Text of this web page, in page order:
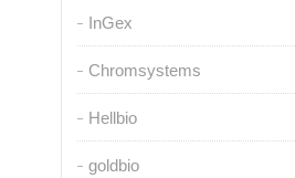
InGex
Chromsystems
Hellbio
goldbio